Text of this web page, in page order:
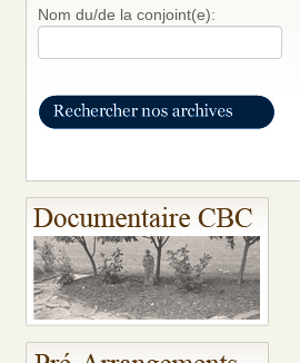
Nom du/de la conjoint(e):